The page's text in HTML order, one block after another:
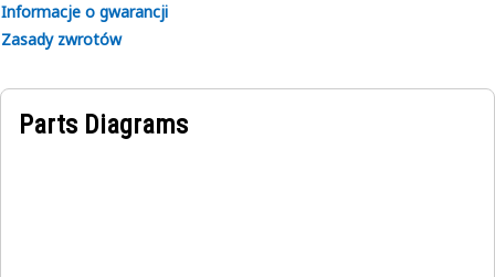
Informacje o gwarancji
Zasady zwrotów
Parts Diagrams